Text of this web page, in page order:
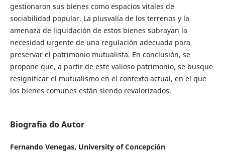
gestionaron sus bienes como espacios vitales de
sociabilidad popular. La plusvalía de los terrenos y la
amenaza de liquidación de estos bienes subrayan la
necesidad urgente de una regulación adecuada para
preservar el patrimonio mutualista. En conclusión, se
propone que, a partir de este valioso patrimonio, se busque
resignificar el mutualismo en el contexto actual, en el que
los bienes comunes están siendo revalorizados.
Biografia do Autor
Fernando Venegas, University of Concepción